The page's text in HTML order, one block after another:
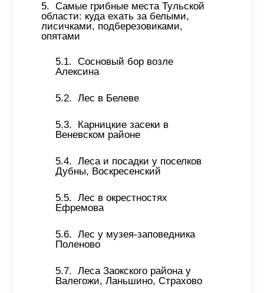
Самые грибные места Тульской
области: куда ехать за белыми,
лисичками, подберезовиками,
опятами
Сосновый бор возле
Алексина
Лес в Белеве
Карницкие засеки в
Веневском районе
Леса и посадки у поселков
Дубны, Воскресенский
Лес в окрестностях
Ефремова
Лес у музея-заповедника
Поленово
Леса Заокского района у
Валегожи, Ланьшино, Страхово